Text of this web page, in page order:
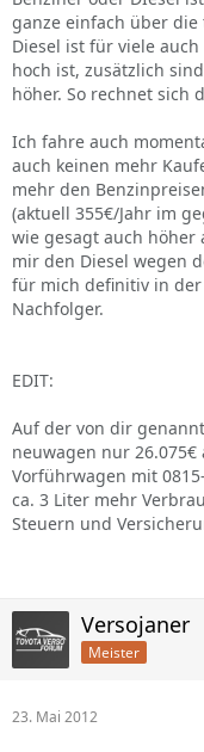
ganze einfach über
Diesel ist für viele
hoch ist, zusätzlich
höher. So rechnet sich
Ich fahre auch
auch keinen mehr
mehr den
(aktuell 355€/Jahr im
wie gesagt auch höher
mir den Diesel wegen
für mich definitiv in der
Nachfolger.
EDIT:
Auf der von dir
neuwagen nur 26.075€
Vorführwagen mit
ca. 3 Liter mehr
Steuern und
Versojaner
Meister
23. Mai 2012